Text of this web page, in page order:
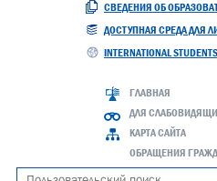
СВЕДЕНИЯ ОБ
ДОСТУПНАЯ СРЕДА ДЛЯ
INTERNATIONAL STUDENTS
ГЛАВНАЯ
ДЛЯ
КАРТА САЙТА
ОБРАЩЕНИЯ